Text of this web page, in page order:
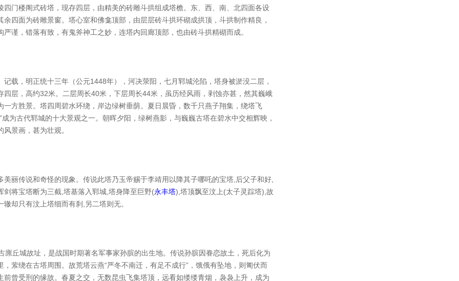
四门楼阁式砖塔，现存四层，由精美的砖雕斗拱组成塔檐。东、西、南、北四面各设
余四面为砖雕景窗。塔心室和佛龛顶部，由层层砖斗拱环砌成拱顶，斗拱制作精良，
严谨，错落有致，有鬼斧神工之妙，连塔内回廊顶部，也由砖斗拱精砌而成。
记载，明正统十三年（公元1448年），河决荥阳，七月郓城沦陷，塔身被淤没二层，
四层，高约32米。二层周长40米，下层周长44米，虽历经风雨，剥蚀亦甚，然其巍峨
一方胜景。塔四周碧水环绕，岸边绿树垂荫。夏日晨昏，数千只燕子翔集，绕塔飞
成为古代郓城的十大景观之一。朝晖夕阳，绿树燕影，与巍巍古塔在碧水中交相辉映，
风景画，甚为壮观。
美丽传说和奇怪的现象。传说此塔乃玉帝赐于李靖用以降其子哪吒的宝塔,后父子和好,
剑将宝塔断为三截,塔基落入郓城,塔身降至巨野(永丰塔),塔顶飘至汶上(太子灵踪塔),故
辙却只有汶上塔细而有刹,另二塔则无。
廪丘城故址，是战国时期著名军事家孙膑的出生地。传说孙膑因眷恋故土，死后化为
，萦绕在古塔周围。故荒塔云燕“严冬不南迁，有足不成行”，饿俄有坠地，则匍伏而
前曾受刑的缘故。春夏之交，无数昆虫飞集塔顶，远看如缕缕青烟，袅袅上升，成为